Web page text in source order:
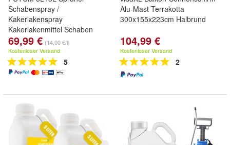
Schabenspray /
Kakerlakenspray
Kakerlakenmittel Schaben
Abwehr
69,99 € (14,00 €/l)
Kostenloser Versand
5
Alu-Mast Terrakotta
300x155x223cm Halbrund
104,99 €
Kostenloser Versand
2